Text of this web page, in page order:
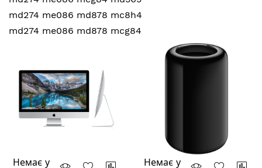
md274 me086 md878 mc8h4
md274 me086 md878 mcg84
Немає у
Немає у